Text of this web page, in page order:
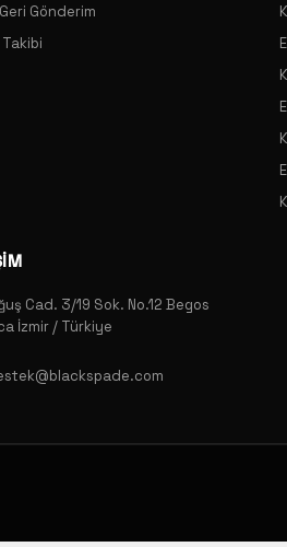
Gönderim
Cad. 3/19 Sok. No.12 Begos
İzmir / Türkiye